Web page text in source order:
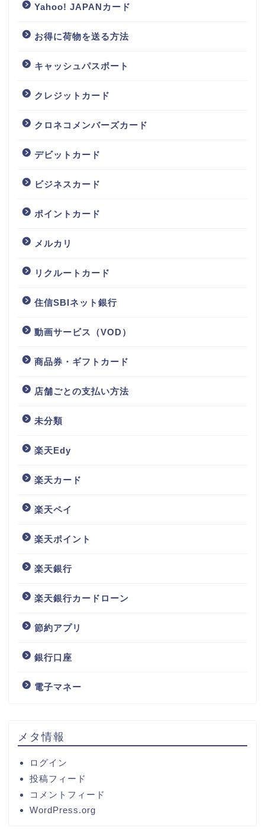
Yahoo! JAPANカード
お得に荷物を送る方法
キャッシュパスポート
クレジットカード
クロネコメンバーズカード
デビットカード
ビジネスカード
ポイントカード
メルカリ
リクルートカード
住信SBIネット銀行
動画サービス（VOD）
商品券・ギフトカード
店舗ごとの支払い方法
未分類
楽天Edy
楽天カード
楽天ペイ
楽天ポイント
楽天銀行
楽天銀行カードローン
節約アプリ
銀行口座
電子マネー
メタ情報
ログイン
投稿フィード
コメントフィード
WordPress.org